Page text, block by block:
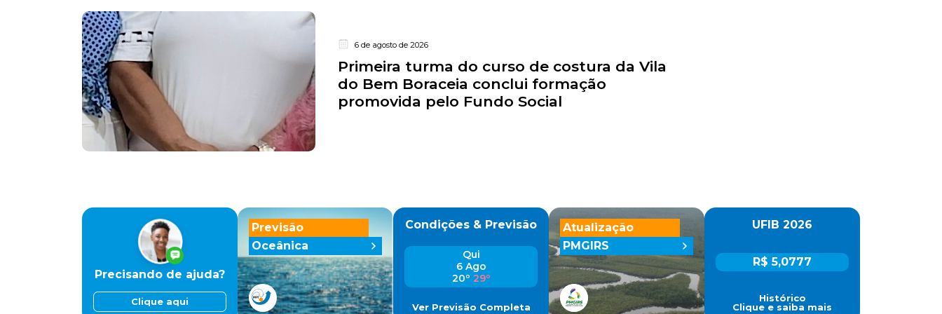
6 de agosto de 2026
Primeira turma do curso de costura da Vila
do Bem Boraceia conclui formação
promovida pelo Fundo Social
Previsão
Oceânica
Precisando de ajuda?
Clique aqui
Condições & Previsão
Qui
6 Ago
20º 29º
Ver Previsão Completa
UFIB 2026
R$ 5,0777
Histórico
Clique e saiba mais
Atualização
PMGIRS